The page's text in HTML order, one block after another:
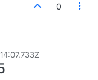
0